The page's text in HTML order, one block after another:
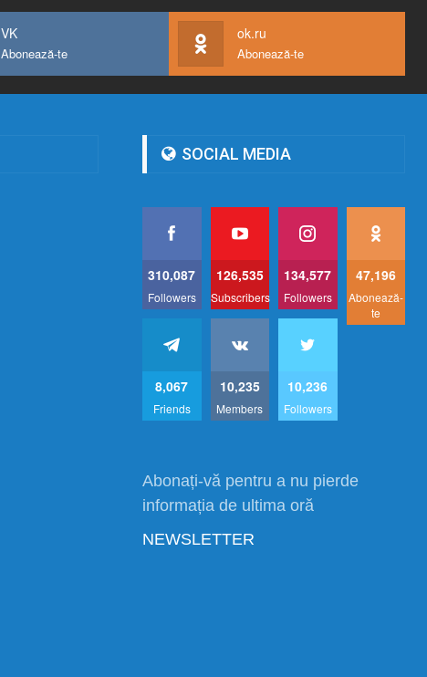
VK
Abonează-te
ok.ru
Abonează-te
SOCIAL MEDIA
310,087
Followers
126,535
Subscribers
134,577
Followers
47,196
Abonează-
te
8,067
Friends
10,235
Members
10,236
Followers
Abonați-vă pentru a nu pierde
informația de ultima oră
NEWSLETTER